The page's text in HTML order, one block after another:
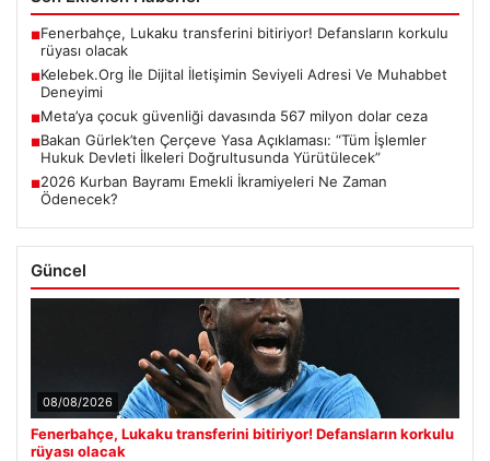
■Fenerbahçe, Lukaku transferini bitiriyor! Defansların korkulu
rüyası olacak
■Kelebek.Org İle Dijital İletişimin Seviyeli Adresi Ve Muhabbet
Deneyimi
■Meta’ya çocuk güvenliği davasında 567 milyon dolar ceza
■Bakan Gürlek’ten Çerçeve Yasa Açıklaması: “Tüm İşlemler
Hukuk Devleti İlkeleri Doğrultusunda Yürütülecek”
■2026 Kurban Bayramı Emekli İkramiyeleri Ne Zaman
Ödenecek?
Güncel
08/08/2026
Fenerbahçe, Lukaku transferini bitiriyor! Defansların korkulu
rüyası olacak